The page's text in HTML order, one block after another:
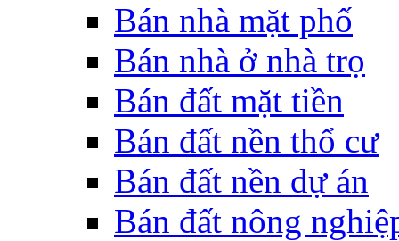
Bán nhà mặt phố
Bán nhà ở nhà trọ
Bán đất mặt tiền
Bán đất nền thổ cư
Bán đất nền dự án
Bán đất nông